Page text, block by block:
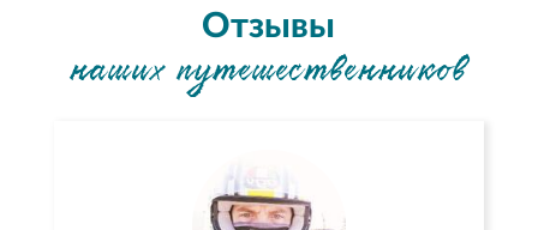
Отзывы
наших путешественников